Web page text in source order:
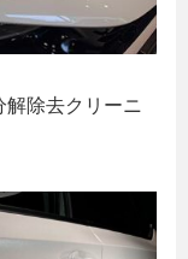
除去クリーニ